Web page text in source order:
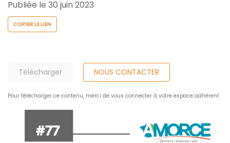
Publiée le 30 juin 2023
COPIER LE LIEN
Télécharger NOUS CONTACTER
Pour télécharger ce contenu, merci de vous connecter à votre espace adhérent